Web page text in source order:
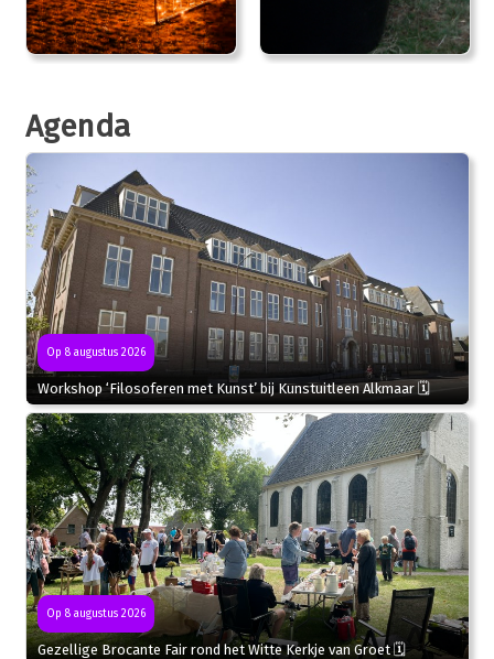
Agenda
Op 8 augustus 2026
Workshop ‘Filosoferen met Kunst’ bij Kunstuitleen Alkmaar 🗓
Op 8 augustus 2026
Gezellige Brocante Fair rond het Witte Kerkje van Groet 🗓